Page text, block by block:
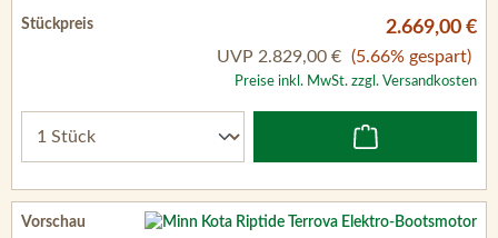
2.669,00 €
UVP 2.829,00 € (5.66% gespart)
Preise inkl. MwSt. zzgl. Versandkosten